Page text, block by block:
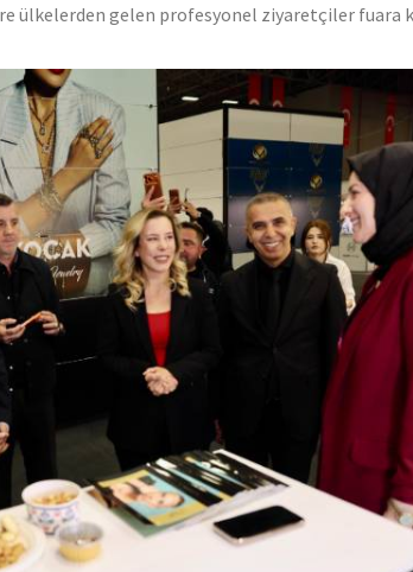
ülkelerden gelen profesyonel ziyaretçiler fuara